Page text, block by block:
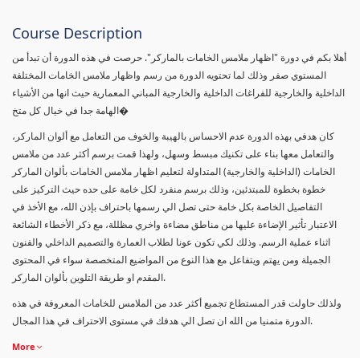
Course Description
أهلا بكم في دورة "اظهار ملامس الخامات بالماركر". حرصت في هذه الدورة أن تبدأ من
المستوي صفر وذلك لما تحتويه الدورة من رسم واظهار ملامس الخامات المختلفة
الداخلية والخارجية للفراغات الداخلية والخارجية المباني المعمارية حيث انها من الأشياء
الهامة جدا في خيال كل متخ�
كان هدفي بهذه الدورة عدم الاحساس بالهيبة والخوف من التعامل مع ألوان الماركر،
والتعامل معها بناء على تكنيك مبسط وسهل، ولهذا قمت برسم أكثر عدد من ملامس
الخامات (الداخلية والخارجية) المتداولة لتعليم اظهار ملامس الخامات بألوان الماركر
خطوة بخطوة للمبتدئين، وذلك برسم منفرد لكل خامة على حده حيث التركيز على
التفاصيل الخاصة بكل خامة حتى تصل الي رسمها باحتراف بإذن الله، مع الأخذ في
الاعتبار تأثير الإضاءة عليها من مناطق مضاءة واخري مظللة، مع ذكر الأخطاء الشائعة
اثناء عملية الرسم. وذلك لكي تكون عونا لطلاب العمارة والتصميم الداخلي والفنون
الجميلة ومن يهتم ويتفاعل مع هذا النوع من المواضيع المتخصصة سواء في المحتوى
المقدم او طريقة التلوين بألوان الماركر.
ولذلك حاولت قدر المستطاع تجميع أكثر عدد من الملامس للخامات المعروفة في هذه
الدورة متمنيا من الله ان تصل الي هدفك في مستوى الاحتراف في هذا المجال.
More